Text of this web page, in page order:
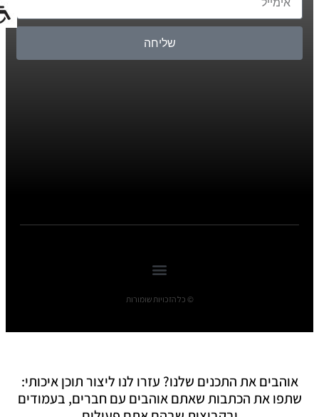
שליחה
© כל הזכויות שומורות
אוהבים את התכנים שלנו? עזרו לנו ליצור תוכן איכותי:
שתפו את הכתבות שאתם אוהבים עם חברים, בעמודים